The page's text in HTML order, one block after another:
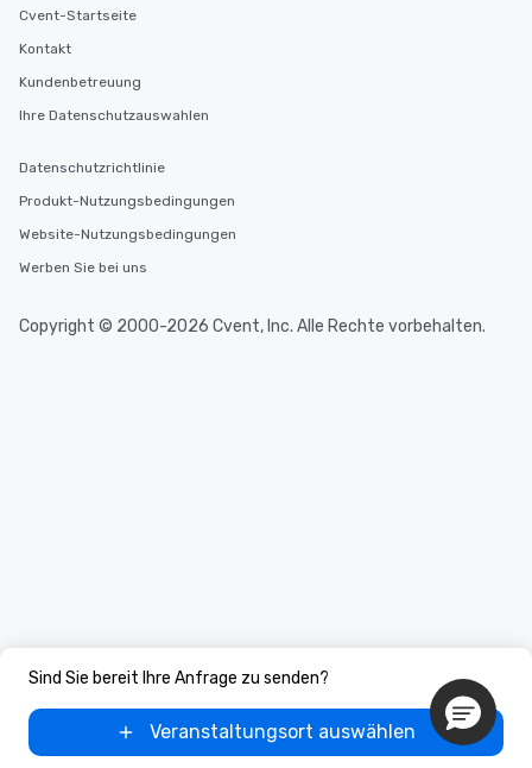
Sind Sie bereit Ihre Anfrage zu senden?
Veranstaltungsort auswählen
Cvent-Startseite
Kontakt
Kundenbetreuung
Ihre Datenschutzauswahlen
Datenschutzrichtlinie
Produkt-Nutzungsbedingungen
Website-Nutzungsbedingungen
Werben Sie bei uns
Copyright © 2000-2026 Cvent, Inc. Alle Rechte vorbehalten.